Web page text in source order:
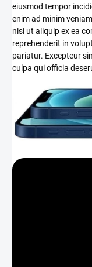
eiusmod tempor
enim ad minim
nisi ut aliquip ex ea
reprehenderit in
pariatur. Excepteur
culpa qui officia